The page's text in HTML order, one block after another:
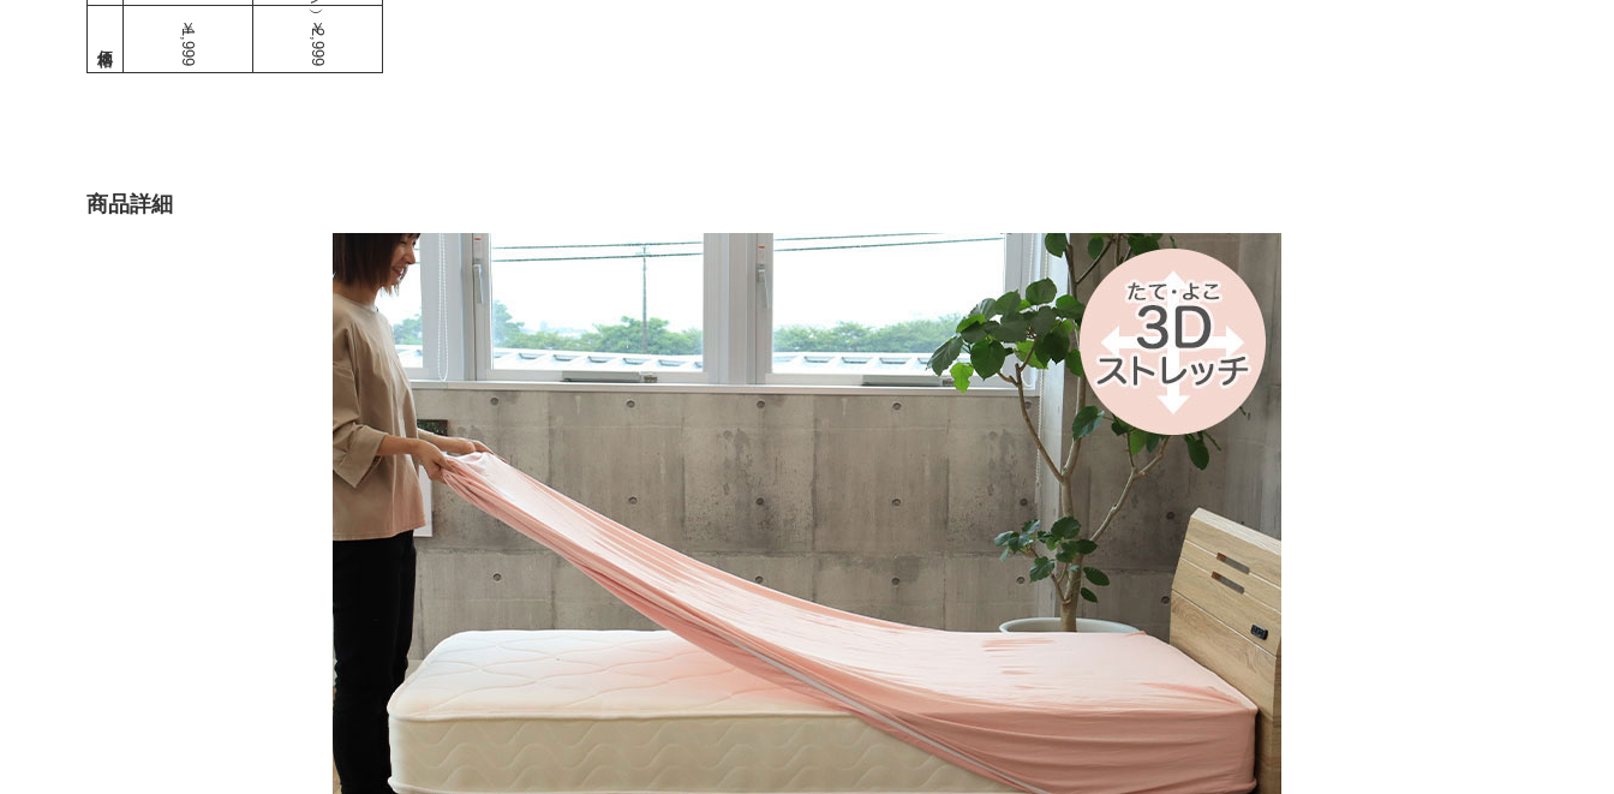
￥1,999 ￥2,999
商品詳細